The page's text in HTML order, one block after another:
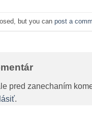
but you can post a
pred zanechaním
.